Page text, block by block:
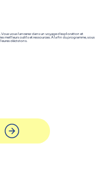
Vous vous lancerez dans un voyage d'exploration et
meilleurs outils et ressources. À la fin du programme, vous
décisions.